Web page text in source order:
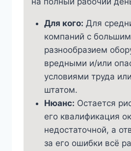
Для кого: Для
компаний с большим
разнообразием
вредными и/или
условиями труда
штатом.
Нюанс: Остается
его квалификация
недостаточной, а
за его ошибки всё